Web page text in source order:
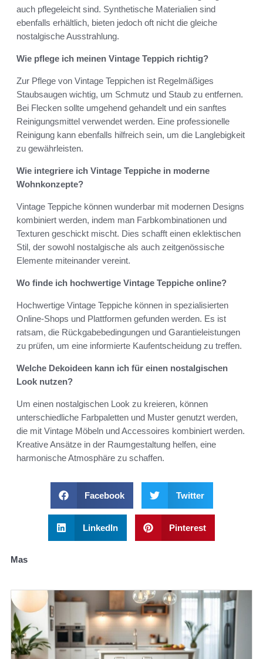
auch pflegeleicht sind. Synthetische Materialien sind
ebenfalls erhältlich, bieten jedoch oft nicht die gleiche
nostalgische Ausstrahlung.
Wie pflege ich meinen Vintage Teppich richtig?
Zur Pflege von Vintage Teppichen ist Regelmäßiges
Staubsaugen wichtig, um Schmutz und Staub zu entfernen.
Bei Flecken sollte umgehend gehandelt und ein sanftes
Reinigungsmittel verwendet werden. Eine professionelle
Reinigung kann ebenfalls hilfreich sein, um die Langlebigkeit
zu gewährleisten.
Wie integriere ich Vintage Teppiche in moderne
Wohnkonzepte?
Vintage Teppiche können wunderbar mit modernen Designs
kombiniert werden, indem man Farbkombinationen und
Texturen geschickt mischt. Dies schafft einen eklektischen
Stil, der sowohl nostalgische als auch zeitgenössische
Elemente miteinander vereint.
Wo finde ich hochwertige Vintage Teppiche online?
Hochwertige Vintage Teppiche können in spezialisierten
Online-Shops und Plattformen gefunden werden. Es ist
ratsam, die Rückgabebedingungen und Garantieleistungen
zu prüfen, um eine informierte Kaufentscheidung zu treffen.
Welche Dekoideen kann ich für einen nostalgischen
Look nutzen?
Um einen nostalgischen Look zu kreieren, können
unterschiedliche Farbpaletten und Muster genutzt werden,
die mit Vintage Möbeln und Accessoires kombiniert werden.
Kreative Ansätze in der Raumgestaltung helfen, eine
harmonische Atmosphäre zu schaffen.
Facebook Twitter
LinkedIn Pinterest
Mas